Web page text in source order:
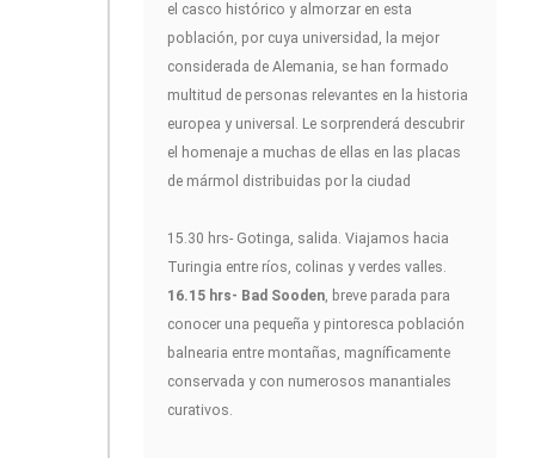
el casco histórico y almorzar en esta
población, por cuya universidad, la mejor
considerada de Alemania, se han formado
multitud de personas relevantes en la historia
europea y universal. Le sorprenderá descubrir
el homenaje a muchas de ellas en las placas
de mármol distribuidas por la ciudad
15.30 hrs- Gotinga, salida. Viajamos hacia
Turingia entre ríos, colinas y verdes valles.
16.15 hrs- Bad Sooden, breve parada para
conocer una pequeña y pintoresca población
balnearia entre montañas, magníficamente
conservada y con numerosos manantiales
curativos.